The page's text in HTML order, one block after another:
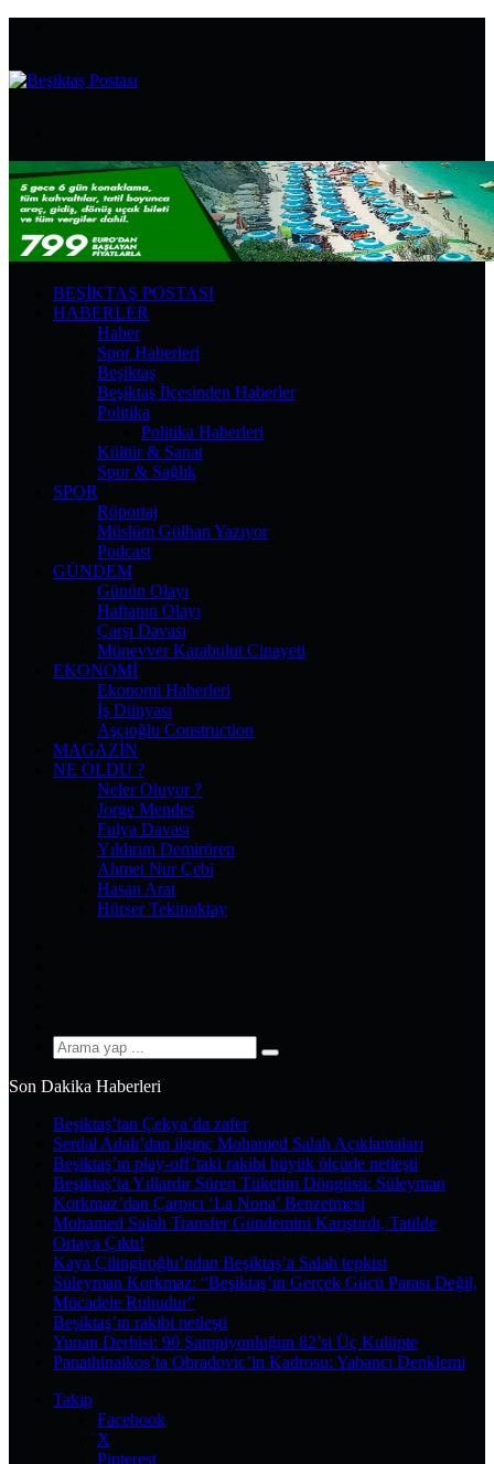
...
BEŞIKTAŞ POSTASI
HABERLER
Haber
Spor Haberleri
Beşiktaş
Beşiktaş İlçesinden Haberler
Politika
Politika Haberleri
Kültür & Sanat
Spor & Sağlık
SPOR
Röportaj
Müslüm Gülhan Yazıyor
Podcast
GÜNDEM
Günün Olayı
Haftanın Olayı
Çarşı Davası
Münevver Karabulut Cinayeti
EKONOMI
Ekonomi Haberleri
İş Dünyası
Aşçıoğlu Construction
MAGAZIN
NE OLDU ?
Neler Oluyor ?
Jorge Mendes
Fulya Davası
Yıldırım Demirören
Ahmet Nur Çebi
Hasan Arat
Hürser Tekinoktay
Arama
Son Dakika Haberleri
Beşiktaş’tan Çekya’da zafer
Serdal Adalı’dan ilginç Mohamed Salah Açıklamaları
Beşiktaş’ın play-off’taki rakibi büyük ölçüde netleşti
Beşiktaş’ta Yıllardır Süren Tüketim Döngüsü: Süleyman
Korkmaz’dan Çarpıcı ‘La Nona’ Benzetmesi
Mohamed Salah Transfer Gündemini Karıştırdı, Tatilde
Ortaya Çıktı!
Kaya Çilingiroğlu’ndan Beşiktaş’a Salah tepkisi
Süleyman Korkmaz: “Beşiktaş’ın Gerçek Gücü Parası Değil,
Mücadele Ruhudur”
Beşiktaş’ın rakibi netleşti
Yunan Derbisi: 90 Şampiyonluğun 82’si Üç Kulüpte
Panathinaikos’ta Obradovic’in Kadrosu: Yabancı Denklemi
Takip
Facebook
X
Pinterest